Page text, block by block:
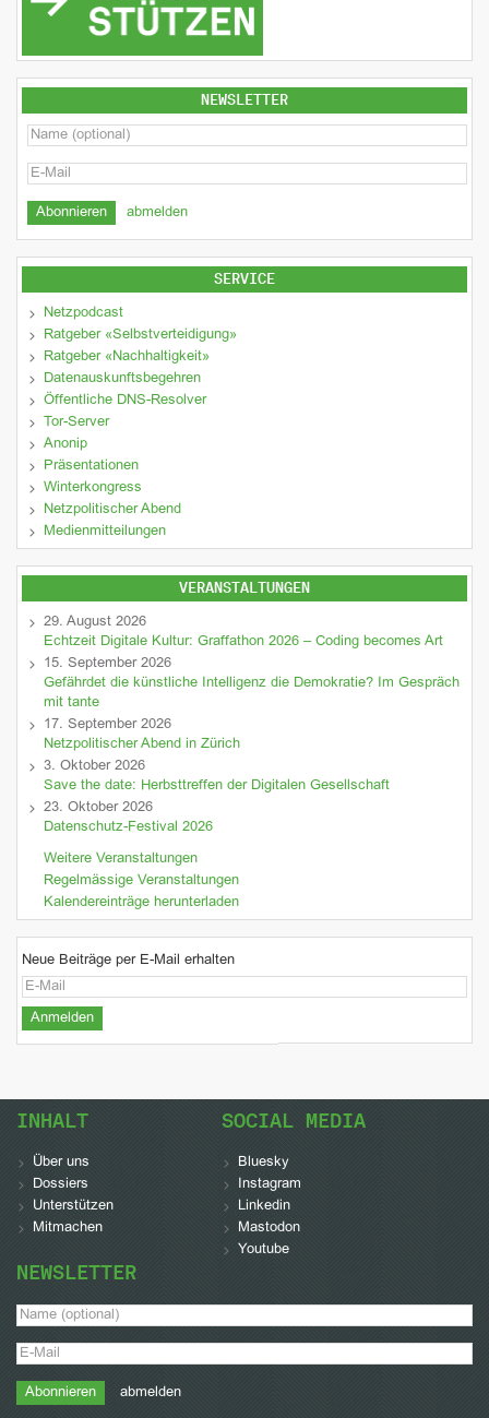
NEWSLETTER
abmelden
SERVICE
Netzpodcast
Ratgeber «Selbstverteidigung»
Ratgeber «Nachhaltigkeit»
Datenauskunftsbegehren
Öffentliche DNS-Resolver
Tor-Server
Anonip
Präsentationen
Winterkongress
Netzpolitischer Abend
Medienmitteilungen
VERANSTALTUNGEN
29. August 2026
Echtzeit Digitale Kultur: Graffathon 2026 – Coding becomes Art
15. September 2026
Gefährdet die künstliche Intelligenz die Demokratie? Im Gespräch
mit tante
17. September 2026
Netzpolitischer Abend in Zürich
3. Oktober 2026
Save the date: Herbsttreffen der Digitalen Gesellschaft
23. Oktober 2026
Datenschutz-Festival 2026
Weitere Veranstaltungen
Regelmässige Veranstaltungen
Kalendereinträge herunterladen
Neue Beiträge per E-Mail erhalten
INHALT
Über uns
Dossiers
Unterstützen
Mitmachen
SOCIAL MEDIA
Bluesky
Instagram
Linkedin
Mastodon
Youtube
NEWSLETTER
abmelden